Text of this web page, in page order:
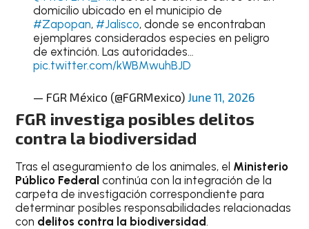
domicilio ubicado en el municipio de
#Zapopan, #Jalisco, donde se encontraban
ejemplares considerados especies en peligro
de extinción. Las autoridades…
pic.twitter.com/kWBMwuhBJD
— FGR México (@FGRMexico) June 11, 2026
FGR investiga posibles delitos
contra la biodiversidad
Tras el aseguramiento de los animales, el Ministerio
Público Federal continúa con la integración de la
carpeta de investigación correspondiente para
determinar posibles responsabilidades relacionadas
con delitos contra la biodiversidad.